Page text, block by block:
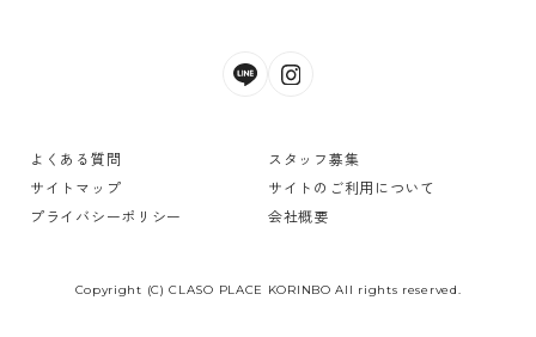
よくある質問
スタッフ募集
サイトマップ
サイトのご利用について
プライバシーポリシー
会社概要
Copyright (C) CLASO PLACE KORINBO All rights reserved.